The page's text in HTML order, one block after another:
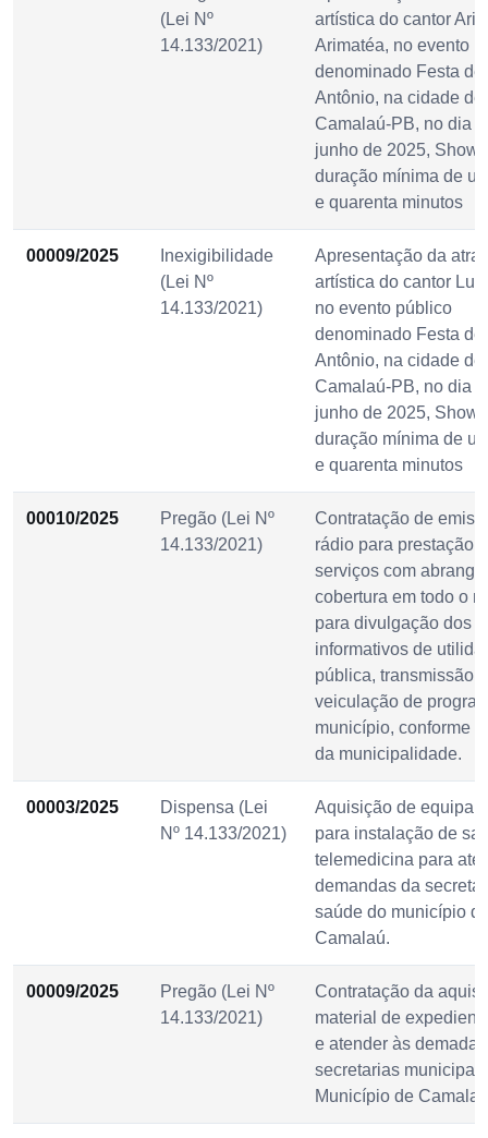
(Lei Nº
14.133/2021)
artística do cantor Ari
Arimatéa, no evento
denominado Festa de
Antônio, na cidade de
Camalaú-PB, no dia
junho de 2025, Show
duração mínima de
e quarenta minutos
00009/2025
Inexigibilidade
(Lei Nº
14.133/2021)
Apresentação da
artística do cantor
no evento público
denominado Festa de
Antônio, na cidade de
Camalaú-PB, no dia
junho de 2025, Show
duração mínima de
e quarenta minutos
00010/2025
Pregão (Lei Nº
14.133/2021)
Contratação de
rádio para prestação
serviços com
cobertura em todo o
para divulgação dos
informativos de
pública, transmissão e
veiculação de
município, conforme
da municipalidade.
00003/2025
Dispensa (Lei
Nº 14.133/2021)
Aquisição de
para instalação de
telemedicina para
demandas da
saúde do município
Camalaú.
00009/2025
Pregão (Lei Nº
14.133/2021)
Contratação da
material de
e atender às
secretarias
Município de